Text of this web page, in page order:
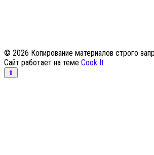
© 2026 Копирование материалов строго
Сайт работает на теме Cook It